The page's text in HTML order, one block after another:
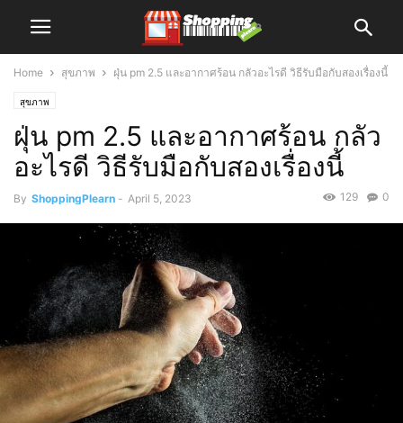
Home สุขภาพ ฝุ่น pm 2.5 และอากาศร้อน กลัวอะไรดี วิธีรับมือกับสองเรื่องนี้
สุขภาพ
ฝุ่น pm 2.5 และอากาศร้อน กลัว
อะไรดี วิธีรับมือกับสองเรื่องนี้
By ShoppingPlearn - April 5, 2023 0
129